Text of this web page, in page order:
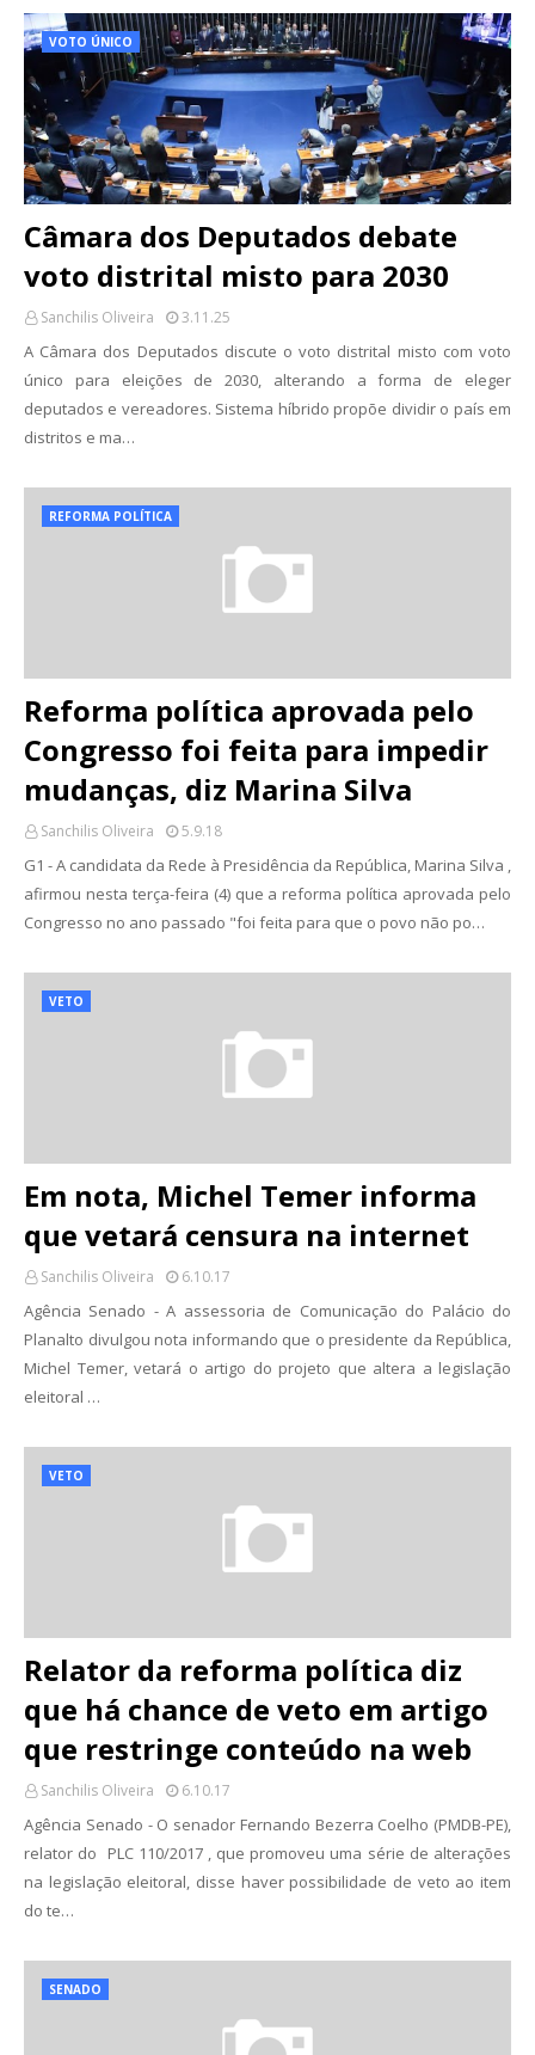
VOTO ÚNICO
Câmara dos Deputados debate
voto distrital misto para 2030
Sanchilis Oliveira 3.11.25
A Câmara dos Deputados discute o voto distrital misto com voto
único para eleições de 2030, alterando a forma de eleger
deputados e vereadores. Sistema híbrido propõe dividir o país em
distritos e ma…
REFORMA POLÍTICA
Reforma política aprovada pelo
Congresso foi feita para impedir
mudanças, diz Marina Silva
Sanchilis Oliveira 5.9.18
G1 - A candidata da Rede à Presidência da República, Marina Silva ,
afirmou nesta terça-feira (4) que a reforma política aprovada pelo
Congresso no ano passado "foi feita para que o povo não po…
VETO
Em nota, Michel Temer informa
que vetará censura na internet
Sanchilis Oliveira 6.10.17
Agência Senado - A assessoria de Comunicação do Palácio do
Planalto divulgou nota informando que o presidente da República,
Michel Temer, vetará o artigo do projeto que altera a legislação
eleitoral …
VETO
Relator da reforma política diz
que há chance de veto em artigo
que restringe conteúdo na web
Sanchilis Oliveira 6.10.17
Agência Senado - O senador Fernando Bezerra Coelho (PMDB-PE),
relator do PLC 110/2017 , que promoveu uma série de alterações
na legislação eleitoral, disse haver possibilidade de veto ao item
do te…
SENADO